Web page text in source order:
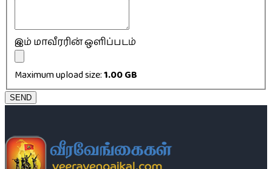
இம் மாவீரரின் ஒளிப்படம்
Maximum upload size:1.00 GB
SEND